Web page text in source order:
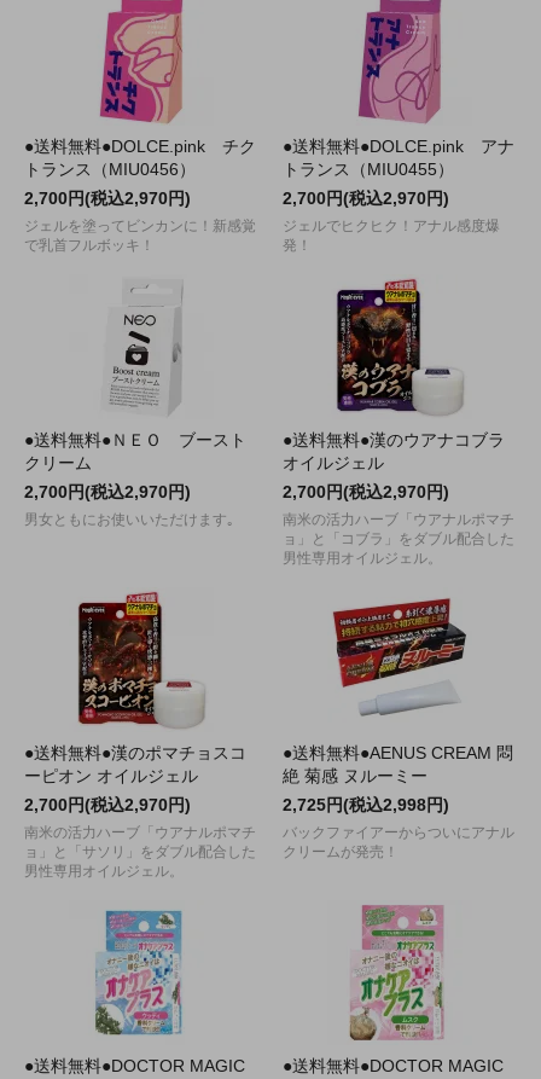
●送料無料●DOLCE.pink チク
トランス（MIU0456）
2,700円(税込2,970円)
ジェルを塗ってビンカンに！新感覚
で乳首フルボッキ！
●送料無料●DOLCE.pink アナ
トランス（MIU0455）
2,700円(税込2,970円)
ジェルでヒクヒク！アナル感度爆
発！
●送料無料●ＮＥＯ ブースト
クリーム
2,700円(税込2,970円)
男女ともにお使いいただけます｡
●送料無料●漢のウアナコブラ
オイルジェル
2,700円(税込2,970円)
南米の活力ハーブ「ウアナルポマチ
ョ」と「コブラ」をダブル配合した
男性専用オイルジェル。
●送料無料●漢のポマチョスコ
ーピオン オイルジェル
2,700円(税込2,970円)
南米の活力ハーブ「ウアナルポマチ
ョ」と「サソリ」をダブル配合した
男性専用オイルジェル。
●送料無料●AENUS CREAM 悶
絶 菊感 ヌルーミー
2,725円(税込2,998円)
バックファイアーからついにアナル
クリームが発売！
●送料無料●DOCTOR MAGIC ●送料無料●DOCTOR MAGIC